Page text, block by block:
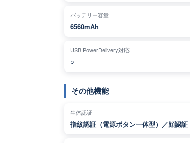
バッテリー容量
6560mAh
USB PowerDelivery対応
○
その他機能
生体認証
指紋認証（電源ボタン一体型）／顔認証